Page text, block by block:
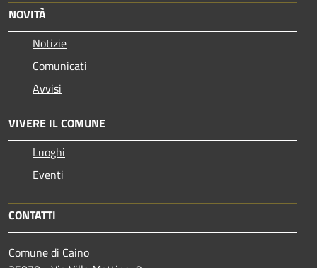
NOVITÀ
Notizie
Comunicati
Avvisi
VIVERE IL COMUNE
Luoghi
Eventi
CONTATTI
Comune di Caino